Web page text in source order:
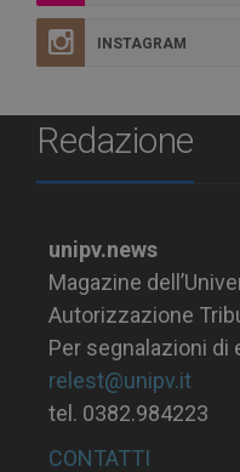
INSTAGRAM
Redazione
unipv.news
Magazine
Autorizzazione
Per segnalazioni di
relest@unipv.it
tel. 0382.984223
CONTATTI